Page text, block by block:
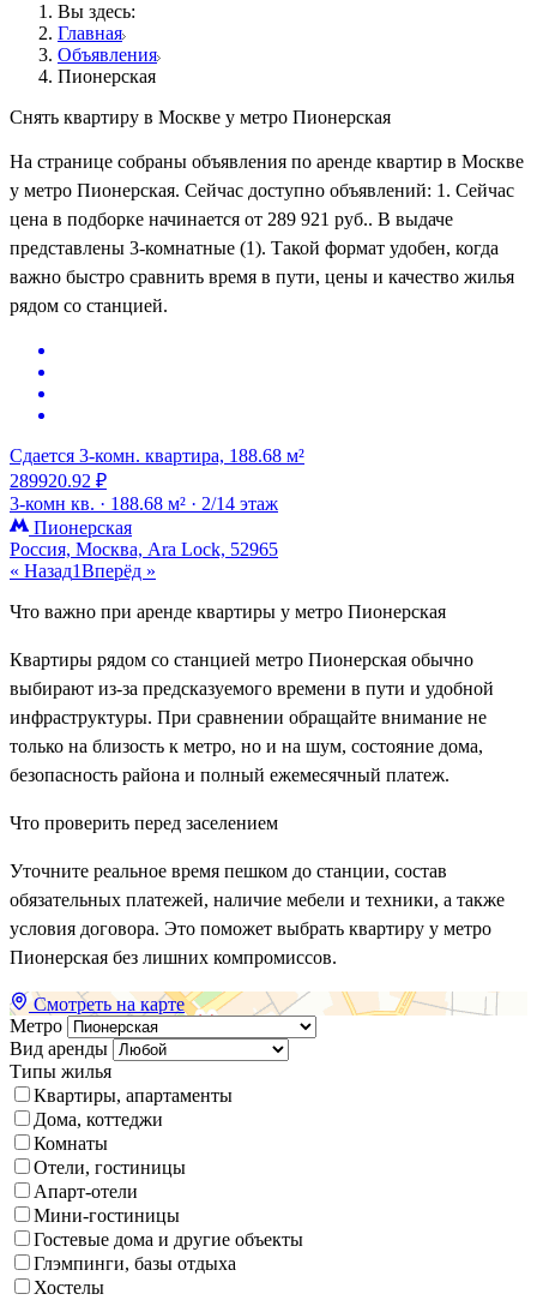
Вы здесь:
Главная
Объявления
Пионерская
Снять квартиру в Москве у метро Пионерская
На странице собраны объявления по аренде квартир в Москве
у метро Пионерская. Сейчас доступно объявлений: 1. Сейчас
цена в подборке начинается от 289 921 руб.. В выдаче
представлены 3-комнатные (1). Такой формат удобен, когда
важно быстро сравнить время в пути, цены и качество жилья
рядом со станцией.
Сдается 3-комн. квартира, 188.68 м²
289920.92 ₽
3-комн кв. · 188.68 м² · 2/14 этаж
Пионерская
Россия, Москва, Ara Lock, 52965
« Назад1Вперёд »
Что важно при аренде квартиры у метро Пионерская
Квартиры рядом со станцией метро Пионерская обычно
выбирают из-за предсказуемого времени в пути и удобной
инфраструктуры. При сравнении обращайте внимание не
только на близость к метро, но и на шум, состояние дома,
безопасность района и полный ежемесячный платеж.
Что проверить перед заселением
Уточните реальное время пешком до станции, состав
обязательных платежей, наличие мебели и техники, а также
условия договора. Это поможет выбрать квартиру у метро
Пионерская без лишних компромиссов.
Смотреть на карте
Метро
Вид аренды
Типы жилья
Квартиры, апартаменты
Дома, коттеджи
Комнаты
Отели, гостиницы
Апарт-отели
Мини-гостиницы
Гостевые дома и другие объекты
Глэмпинги, базы отдыха
Хостелы